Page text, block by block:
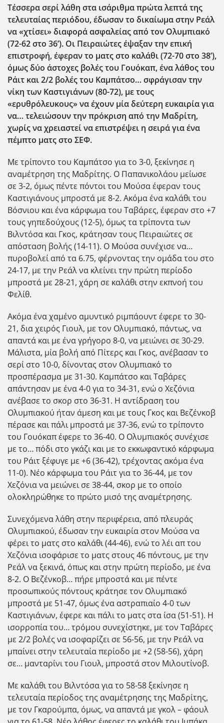
Τέσσερα σερί λάθη στα ισάριθμα πρώτα λεπτά της
τελευταίας περιόδου, έδωσαν το δικαίωμα στην Ρεάλ
να «χτίσει» διαφορά ασφαλείας από τον Ολυμπιακό
(72-62 στο 36’). Οι Πειραιώτες έψαξαν την επική
επιστροφή, έφεραν το ματς στο καλάθι (72-70 στο 38’),
όμως δύο άστοχες βολές του Γουόκαπ, ένα λάθος του
Ράιτ και 2/2 βολές του Καμπάτσο… σφράγισαν την
νίκη των Καστιγιάνων (80-72), με τους
«ερυθρόλευκους» να έχουν μία δεύτερη ευκαιρία για
να… τελειώσουν την πρόκριση από την Μαδρίτη,
χωρίς να χρειαστεί να επιστρέψει η σειρά για ένα
πέμπτο ματς στο ΣΕΦ.
Με τρίποντο του Καμπάτσο για το 3-0, ξεκίνησε η
αναμέτρηση της Μαδρίτης. Ο Παπανικολάου μείωσε
σε 3-2, όμως πέντε πόντοι του Μούσα έφεραν τους
Καστιγιάνους μπροστά με 8-2. Ακόμα ένα καλάθι του
Βόσνιου και ένα κάρφωμα του Ταβάρες, έφεραν στο +7
τους γηπεδούχους (12-5), όμως τα τρίποντα των
Βιλντόσα και Γκος, κράτησαν τους Πειραιώτες σε
απόσταση βολής (14-11). Ο Μούσα συνέχισε να…
πυροβολεί από τα 6.75, φέρνοντας την ομάδα του στο
24-17, με την Ρεάλ να κλείνει την πρώτη περίοδο
μπροστά με 28-21, χάρη σε καλάθι στην εκπνοή του
Φελίθ.
Ακόμα ένα χαμένο αμυντικό ριμπάουντ έφερε το 30-
21, δια χειρός Γιουλ, με τον Ολυμπιακό, πάντως, να
απαντά και με ένα γρήγορο 8-0, να μειώνει σε 30-29.
Μάλιστα, μία βολή από Πίτερς και Γκος, ανέβασαν το
σερί στο 10-0, δίνοντας στον Ολυμπιακό το
προσπέρασμα με 31-30. Καμπάτσο και Ταβάρες
απάντησαν με ένα 4-0 για το 34-31, ενώ ο Χεζόνια
ανέβασε το σκορ στο 36-31. Η αντίδραση του
Ολυμπιακού ήταν άμεση και με τους Γκος και Βεζένκοβ
πέρασε και πάλι μπροστά με 37-36, ενώ το τρίποντο
του Γουόκαπ έφερε το 36-40. Ο Ολυμπιακός συνέχισε
με το… πόδι στο γκάζι και με το εκκωφαντικό κάρφωμα
του Ράιτ ξέφυγε με +6 (36-42), τρέχοντας ακόμα ένα
11-0). Νέο κάρφωμα του Ράιτ για το 36-44, με τον
Χεζόνια να μειώνει σε 38-44, σκορ με το οποίο
ολοκληρώθηκε το πρώτο μισό της αναμέτρησης.
Συνεχόμενα λάθη στην περιφέρεια, από πλευράς
Ολυμπιακού, έδωσαν την ευκαιρία στον Μούσα να
φέρει το ματς στο καλάθι (44-46), ενώ το λέι απ του
Χεζόνια ισοφάρισε το ματς στους 46 πόντους, με την
Ρεάλ να ξεκινά, όπως και στην πρώτη περίοδο, με ένα
8-2. Ο Βεζένκοβ… πήρε μπροστά και με πέντε
προσωπικούς πόντους κράτησε τον Ολυμπιακό
μπροστά με 51-47, όμως ένα αστραπιαίο 4-0 των
Καστιγιάνων, έφερε και πάλι το ματς στα ίσα (51-51). Η
ισορροπία του… τρόμου συνεχίστηκε, με τον Ταβάρες
με 2/2 βολές να ισοφαρίζει σε 56-56, με την Ρεάλ να
μπαίνει στην τελευταία περίοδο με +2 (58-56), χάρη
σε… μανταρίνι του Γιουλ, μπροστά στον Μιλουτίνοβ.
Με καλάθι του Βιλντόσα για το 58-58 ξεκίνησε η
τελευταία περίοδος της αναμέτρησης της Μαδρίτης,
με τον Γκαρούμπα, όμως, να απαντά με γκολ – φάουλ